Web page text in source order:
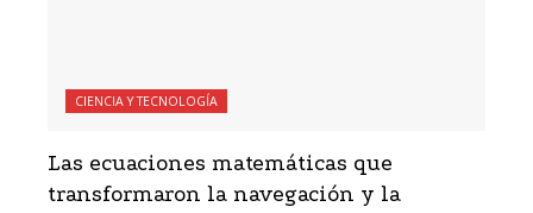
CIENCIA Y TECNOLOGÍA
Las ecuaciones matemáticas que
transformaron la navegación y la